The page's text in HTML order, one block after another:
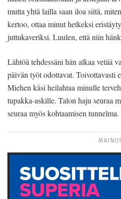
mutta yhtä lailla saan iloa siitä,
kertoo, ottaa minut hetkeksi
juttukaveriksi. Luulen, että niin
Lähtöä tehdessäni hän alkaa vetää
päivän työt odottavat. Toivottavasti
Miehen käsi heilahtaa minulle
tupakka-askille. Talon haju seuraa
seuraa myös kohtaamisen